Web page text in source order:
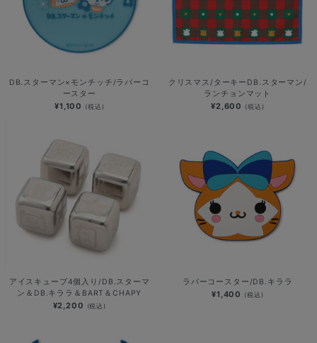
DB.スターマン×モンチッチ/ラバーコ
ースター
¥1,100 (税込)
クリスマス/ターキーDB.スターマン/
ランチョンマット
¥2,600 (税込)
アイスキューブ4個入り/DB.スターマ
ン＆DB.キララ＆BART＆CHAPY
¥2,200 (税込)
ラバーコースター/DB.キララ
¥1,400 (税込)